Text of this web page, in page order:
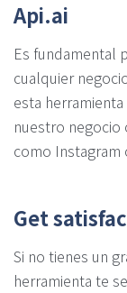
Api.ai
Es fundamental
cualquier
esta
nuestro negocio
como Instagram
Get
Si no tienes un
herramienta te